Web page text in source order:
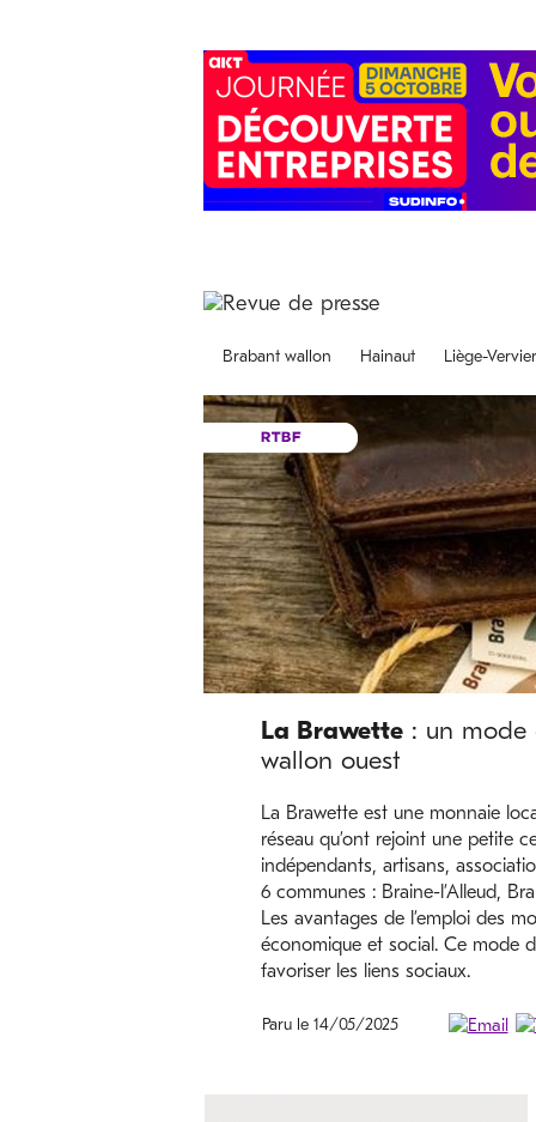
Brabant wallon Hainaut Liège-
La Brawette: un mode
wallon ouest
La Brawette est une monnaie
réseau qu’ont rejoint une petite
indépendants, artisans,
6 communes : Braine-l’Alleud,
Les avantages de l’emploi des
économique et social. Ce mode
favoriser les liens sociaux.
Paru le 14/05/2025